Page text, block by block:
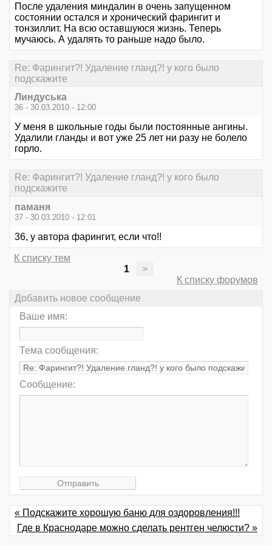
После удаления миндалин в очень запущенном
состоянии остался и хронический фарингит и
тонзиллит. На всю оставшуюся жизнь. Теперь
мучаюсь. А удалять то раньше надо было.
Re: Фарингит?! Удаление гланд?! у кого было
подскажите
Линдуська
36 - 30.03.2010 - 12:00
У меня в школьные годы были постоянные ангины.
Удалили гланды и вот уже 25 лет ни разу не болело
горло.
Re: Фарингит?! Удаление гланд?! у кого было
подскажите
паманя
37 - 30.03.2010 - 12:01
36, у автора фарингит, если что!!
К списку тем
1
>
К списку форумов
Добавить новое сообщение
Ваше имя:
Тема сообщения:
Сообщение:
« Подскажите хорошую баню для оздоровления!!!
Где в Краснодаре можно сделать рентген челюсти? »